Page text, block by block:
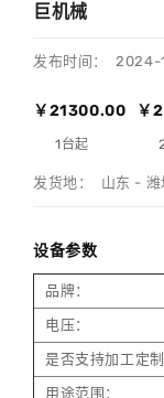
巨机械
发布时间：
￥21300.00
1台起
￥
发货地： 山东 - 潍
设备参数
品牌：
电压：
是否支持加工定制
用途范围：